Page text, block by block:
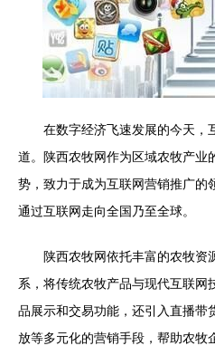
在数字经济飞速发展的今天，
道。陕西农牧网作为区域农牧产业
势，致力于成为互联网营销推广的
通过互联网走向全国乃至全球。
陕西农牧网依托丰富的农牧资
系，将传统农牧产品与现代互联网
品展示和交易功能，还引入直播带
放等多元化的营销手段，帮助农牧